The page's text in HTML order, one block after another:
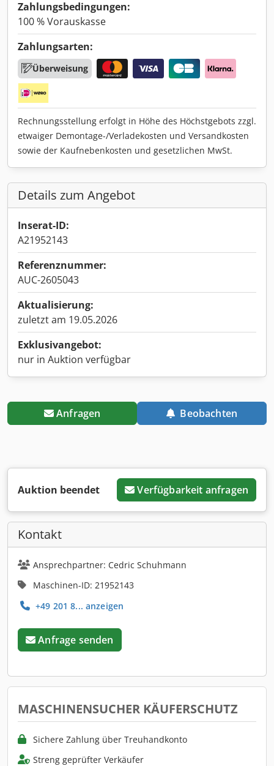
Zahlungsbedingungen:
100 % Vorauskasse
Zahlungsarten:
Überweisung
Rechnungsstellung erfolgt in Höhe des Höchstgebots zzgl.
etwaiger Demontage-/Verladekosten und Versandkosten
sowie der Kaufnebenkosten und gesetzlichen MwSt.
Details zum Angebot
Inserat-ID:
A21952143
Referenznummer:
AUC-2605043
Aktualisierung:
zuletzt am 19.05.2026
Exklusivangebot:
nur in Auktion verfügbar
Anfragen Beobachten
Auktion beendet Verfügbarkeit anfragen
Kontakt
Ansprechpartner: Cedric Schuhmann
Maschinen-ID: 21952143
+49 201 8... anzeigen
Anfrage senden
MASCHINENSUCHER KÄUFERSCHUTZ
Sichere Zahlung über Treuhandkonto
Streng geprüfter Verkäufer